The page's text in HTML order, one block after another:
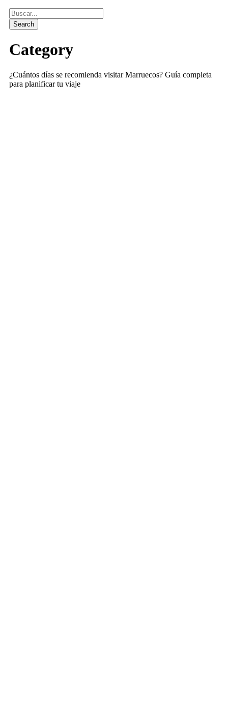
Category
¿Cuántos días se recomienda visitar Marruecos? Guía completa
para planificar tu viaje